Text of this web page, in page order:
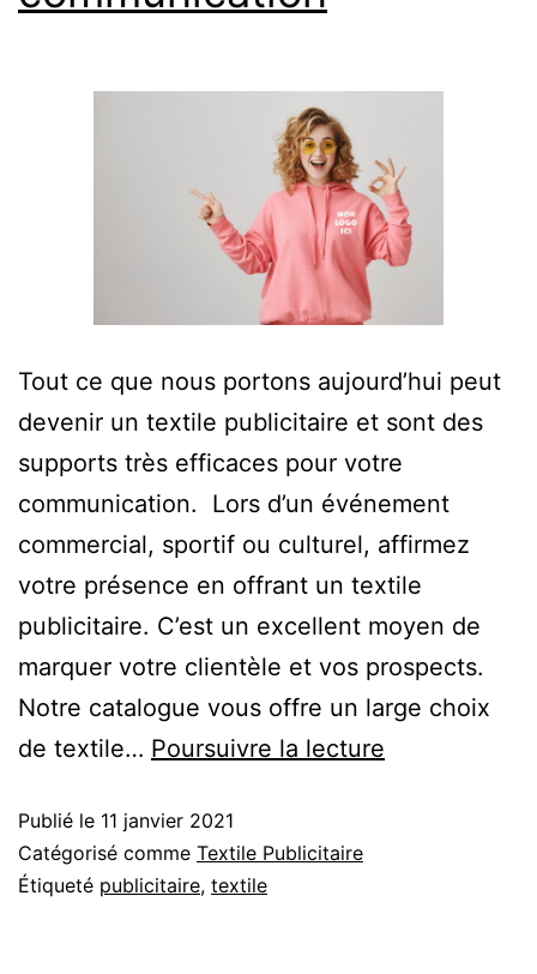
Tout ce que nous portons aujourd’hui peut
devenir un textile publicitaire et sont des
supports très efficaces pour votre
communication. Lors d’un événement
commercial, sportif ou culturel, affirmez
votre présence en offrant un textile
publicitaire. C’est un excellent moyen de
marquer votre clientèle et vos prospects.
Notre catalogue vous offre un large choix
de textile… Poursuivre la lecture
Publié le 11 janvier 2021
Catégorisé comme Textile Publicitaire
Étiqueté publicitaire, textile